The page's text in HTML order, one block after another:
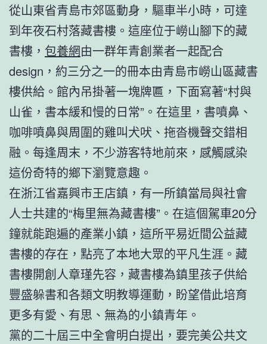
從山東省青島市郊區動身，驅車半小時，可達
到年夜石村落藏書樓。這座位于嶗山腳下的藏
書樓， 包養網由一群年青創業者一起配合
design，約三分之一的冊本由青島市嶗山區藏書
樓供給。館內吊掛著一塊牌匾，下面寫著“村與
山雀，書本緩和慢的日常”。在這里，書噴鼻、
咖啡噴鼻與周圍的雞叫犬吠、拖沓機聲交錯相
融。每逢周末，不少游客特地前來，感觸感染
這份奇特的鄉下瀏覽意趣。
在浙江省嘉興市王店鎮，有一所鎮當局與社會
人士共建的“梅里無為藏書樓”。在這個駕車20分
鐘就能跑遍的產業小鎮，這所平易近間公益藏
書樓的存在，點亮了本地大眾的平凡生涯。藏
書樓開創人章瑾先容，藏書樓為鎮里孩子供給
豐盛躲書和各類文明教導運動，盼望借此培育
更多有愛、有思、無為的小鎮青年。
黨的二十屆三中全會明白提出，要完美公共文